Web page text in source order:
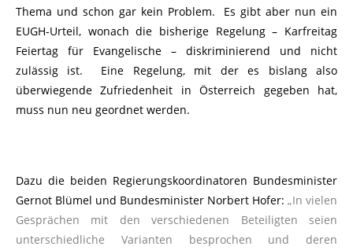
Thema und schon gar kein Problem. Es gibt aber nun ein
EUGH-Urteil, wonach die bisherige Regelung – Karfreitag
Feiertag für Evangelische – diskriminierend und nicht
zulässig ist. Eine Regelung, mit der es bislang also
überwiegende Zufriedenheit in Österreich gegeben hat,
muss nun neu geordnet werden.
Dazu die beiden Regierungskoordinatoren Bundesminister
Gernot Blümel und Bundesminister Norbert Hofer: „In vielen
Gesprächen mit den verschiedenen Beteiligten seien
unterschiedliche Varianten besprochen und deren